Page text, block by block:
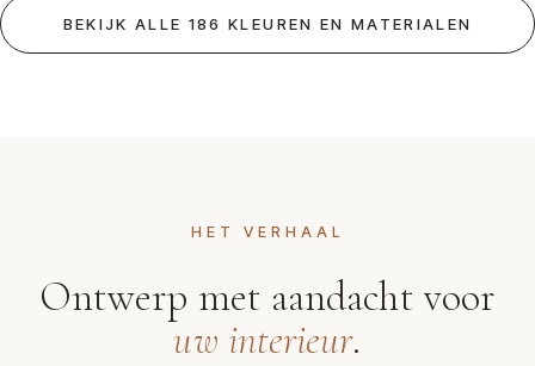
BEKIJK ALLE 186 KLEUREN EN MATERIALEN
HET VERHAAL
Ontwerp met aandacht voor
uw interieur.